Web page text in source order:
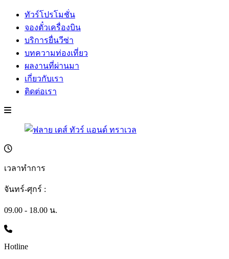
ทัวร์โปรโมชั่น
จองตั๋วเครื่องบิน
บริการยื่นวีซ่า
บทความท่องเที่ยว
ผลงานที่ผ่านมา
เกี่ยวกับเรา
ติดต่อเรา
เวลาทำการ
จันทร์-ศุกร์ :
09.00 - 18.00 น.
Hotline